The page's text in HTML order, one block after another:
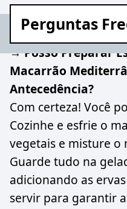
Perguntas
→ Posso Preparar
Macarrão
Antecedência?
Com certeza! Você
Cozinhe e esfrie o
vegetais e misture o
Guarde tudo na
adicionando as
servir para garantir